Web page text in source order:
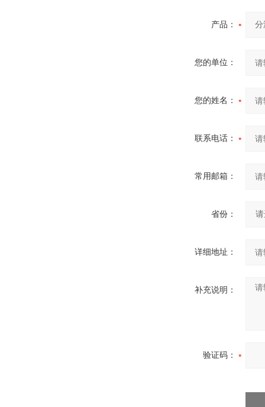
产品：
您的单位：
您的姓名：
联系电话：
常用邮箱：
省份：
详细地址：
补充说明：
验证码：